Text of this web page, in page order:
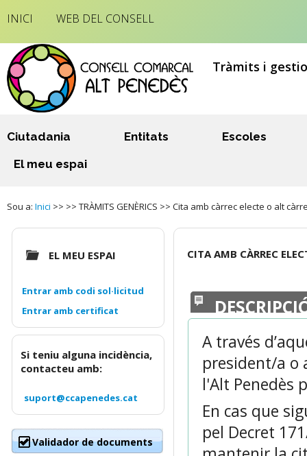
INICI WEB DEL CONSELL
Tràmits i
Ciutadania Entitats
Escoles
El meu espai
Sou a: Inici >> >> TRÀMITS GENÈRICS >> Cita amb càrrec electe o alt
CITA AMB CÀRREC
A través
president/a o
l'Alt Penedès
En cas que
pel Decret
EL MEU ESPAI
Entrar amb codi sol·licitud
Si teniu alguna incidència,
contacteu amb:
suport@ccapenedes.cat
Validador de documents